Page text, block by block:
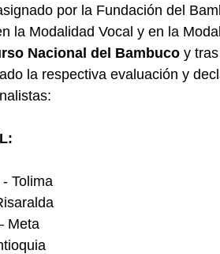
por la Fundación del
la Modalidad Vocal y en la
Nacional del Bambuco y
la respectiva evaluación y
Tolima
Meta